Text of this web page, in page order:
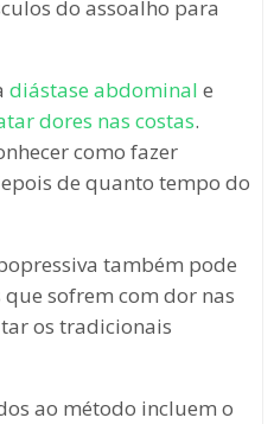
do assoalho para
diástase abdominal e
dores nas costas.
como fazer
de quanto tempo do
também pode
sofrem com dor nas
os tradicionais
ao método incluem o